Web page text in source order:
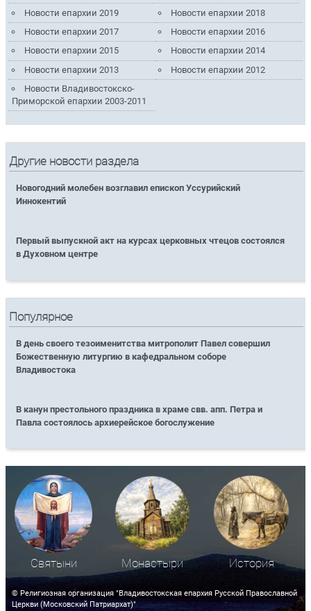
Новости епархии 2019
Новости епархии 2018
Новости епархии 2017
Новости епархии 2016
Новости епархии 2015
Новости епархии 2014
Новости епархии 2013
Новости епархии 2012
Новости Владивостокско-
Приморской епархии 2003-2011
Другие новости раздела
Новогодний молебен возглавил епископ Уссурийский
Иннокентий
Первый выпускной акт на курсах церковных чтецов состоялся
в Духовном центре
Популярное
В день своего тезоименитства митрополит Павел совершил
Божественную литургию в кафедральном соборе
Владивостока
В канун престольного праздника в храме свв. апп. Петра и
Павла состоялось архиерейское богослужение
Святыни Монастыри История
© Религиозная организация "Владивостокская епархия Русской Православной
Церкви (Московский Патриархат)"